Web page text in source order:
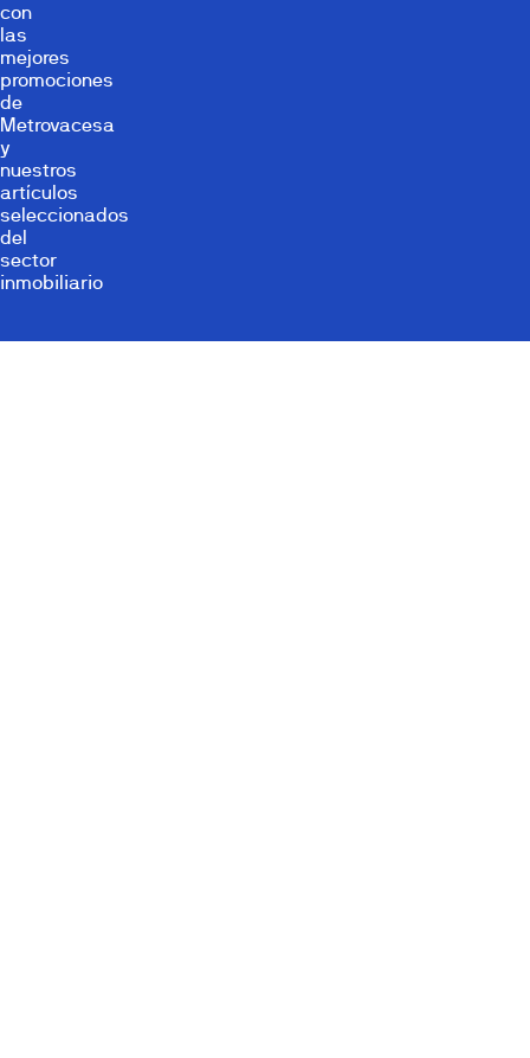
con
las
mejores
promociones
de
Metrovacesa
y
nuestros
artículos
seleccionados
del
sector
inmobiliario